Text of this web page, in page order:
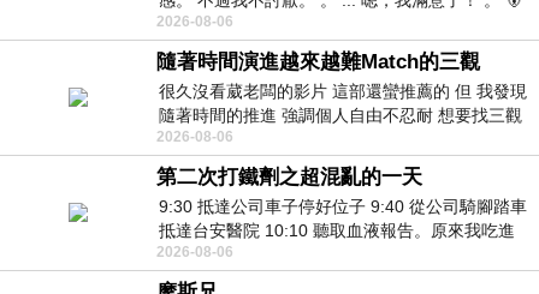
昨中
2026-08-06
隨著時間演進越來越難Match的三觀
很久沒看葳老闆的影片 這部還蠻推薦的 但 我發現
隨著時間的推進 強調個人自由不忍耐 想要找三觀
接近的不要說對象 連朋友都超
2026-08-06
第二次打鐵劑之超混亂的一天
9:30 抵達公司車子停好位子 9:40 從公司騎腳踏車
抵達台安醫院 10:10 聽取血液報告。原來我吃進
去的 B12 彌可保並非沒有吸收而是超
2026-08-06